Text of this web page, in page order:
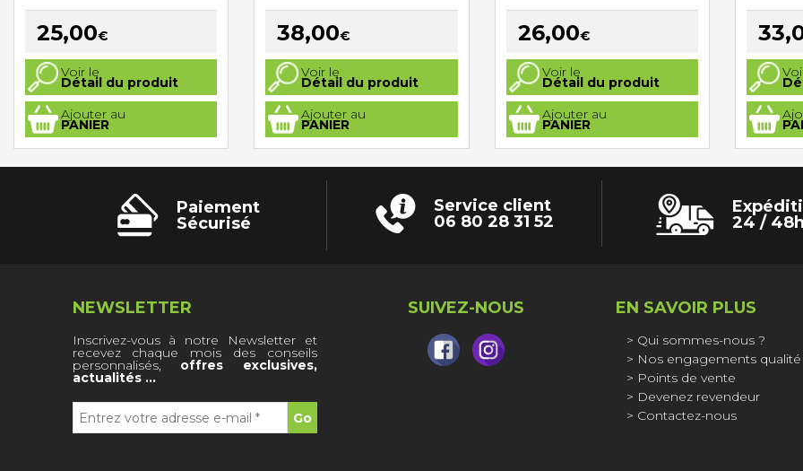
25,00€
Voir le
Détail du produit
Ajouter au
PANIER
38,00€
Voir le
Détail du produit
Ajouter au
PANIER
26,00€
Voir le
Détail du produit
Ajouter au
PANIER
Paiement
Sécurisé
Service client
06 80 28 31 52
24 /
NEWSLETTER
Inscrivez-vous à notre Newsletter et
recevez chaque mois des conseils
personnalisés, offres exclusives,
actualités …
SUIVEZ-NOUS EN SAVOIR PLUS
Qui sommes-nous ?
Nos engagements qualité
Points de vente
Devenez revendeur
Contactez-nous